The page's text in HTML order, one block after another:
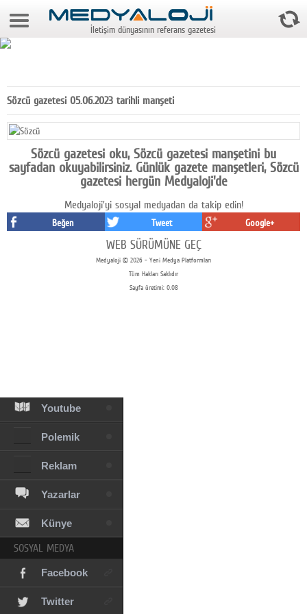
6 Ağustos 2026 13:33:43
Gazeteler
Medya
Reyting-tiraj
Teknoloji
Youtube
Polemik
Reklam
Yazarlar
Künye
SOSYAL MEDYA
Facebook
Twitter
İletişim dünyasının referans gazetesi
Sözcü gazetesi 05.06.2023 tarihli manşeti
Sözcü gazetesi oku, Sözcü gazetesi manşetini bu
sayfadan okuyabilirsiniz. Günlük gazete manşetleri, Sözcü
gazetesi hergün Medyaloji'de
Medyaloji'yi sosyal medyadan da takip edin!
Beğen Tweet Google+
WEB SÜRÜMÜNE GEÇ
Medyaloji © 2026 - Yeni Medya Platformları
Tüm Hakları Saklıdır
Sayfa üretimi: 0.08